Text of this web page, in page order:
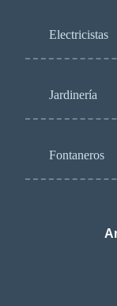
Electricistas
Jardinería
Fontaneros